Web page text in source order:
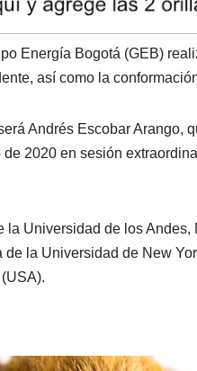
e
a
d
s
Energía Bogotá (GEB)
así como la
Andrés Escobar Arango,
2020 en sesión
la Universidad de los
de la Universidad de New